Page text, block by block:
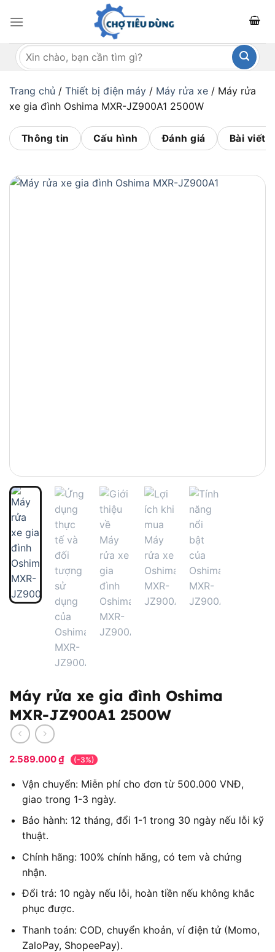
qua
dungTìm
kiếm:
Trang chủ / Thiết bị điện máy / Máy rửa xe / Máy rửa
xe gia đình Oshima MXR-JZ900A1 2500W
Thông tin Cấu hình Đánh giá Bài viết
Máy rửa xe gia đình Oshima
MXR-JZ900A1 2500W
2.589.000₫ (-3%)
Vận chuyển: Miễn phí cho đơn từ 500.000 VNĐ,
giao trong 1-3 ngày.
Bảo hành: 12 tháng, đổi 1-1 trong 30 ngày nếu lỗi kỹ
thuật.
Chính hãng: 100% chính hãng, có tem và chứng
nhận.
Đổi trả: 10 ngày nếu lỗi, hoàn tiền nếu không khắc
phục được.
Thanh toán: COD, chuyển khoản, ví điện tử (Momo,
ZaloPay, ShopeePay).